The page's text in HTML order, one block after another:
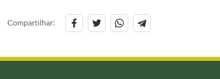
Compartilhar: